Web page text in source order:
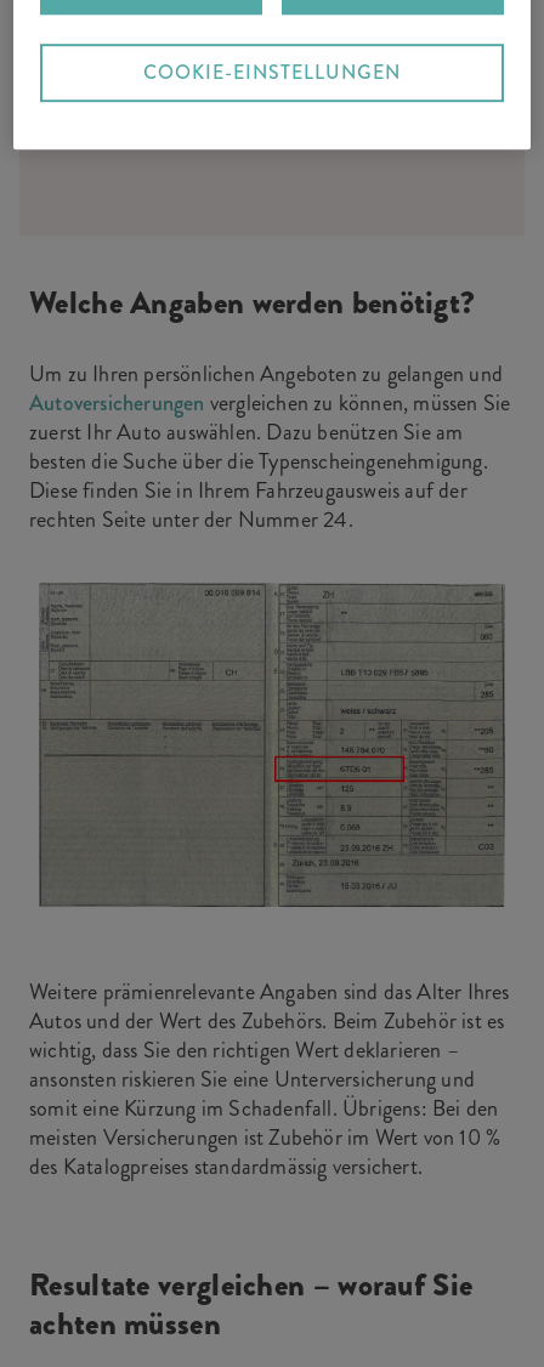
Einfacher Online-Abschluss 24/7
Welche Angaben werden benötigt?
Um zu Ihren persönlichen Angeboten zu gelangen und
Autoversicherungen vergleichen zu können, müssen Sie
zuerst Ihr Auto auswählen. Dazu benützen Sie am
besten die Suche über die Typenscheingenehmigung.
Diese finden Sie in Ihrem Fahrzeugausweis auf der
rechten Seite unter der Nummer 24.
Weitere prämienrelevante Angaben sind das Alter Ihres
Autos und der Wert des Zubehörs. Beim Zubehör ist es
wichtig, dass Sie den richtigen Wert deklarieren –
ansonsten riskieren Sie eine Unterversicherung und
somit eine Kürzung im Schadenfall. Übrigens: Bei den
meisten Versicherungen ist Zubehör im Wert von 10 %
des Katalogpreises standardmässig versichert.
Resultate vergleichen – worauf Sie
achten müssen
COOKIE-EINSTELLUNGEN